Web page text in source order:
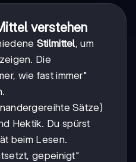
verstehen
Stilmittel, um
Die
wie fast immer"
Sätze)
Hektik. Du spürst
beim Lesen.
gepeinigt"